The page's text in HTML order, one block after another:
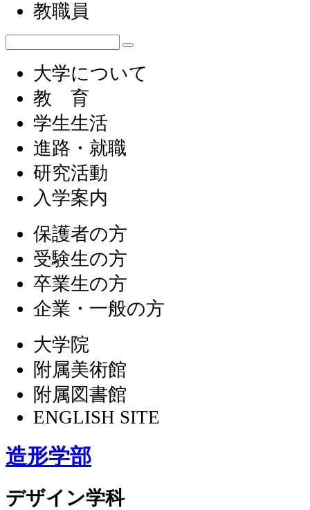
教職員
大学について
教 育
学生生活
進路・就職
研究活動
入学案内
保護者の方
受験生の方
卒業生の方
企業・一般の方
大学院
附属美術館
附属図書館
ENGLISH SITE
造形学部
デザイン学科